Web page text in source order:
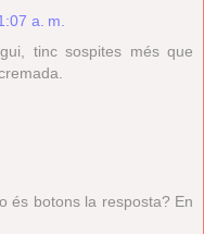
a. m.
tinc sospites més que
és botons la resposta? En